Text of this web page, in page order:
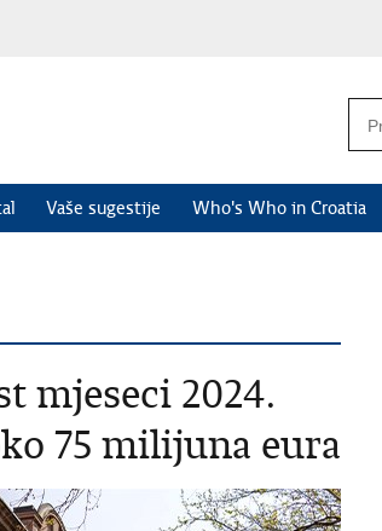
Vaše sugestije Who's Who in Croatia
mjeseci 2024.
75 milijuna eura